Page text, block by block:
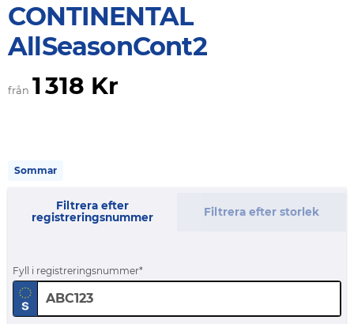
CONTINENTAL
AllSeasonCont2
från 1 318 Kr
Sommar
Filtrera efter
registreringsnummer
Filtrera efter storlek
Fyll i registreringsnummer